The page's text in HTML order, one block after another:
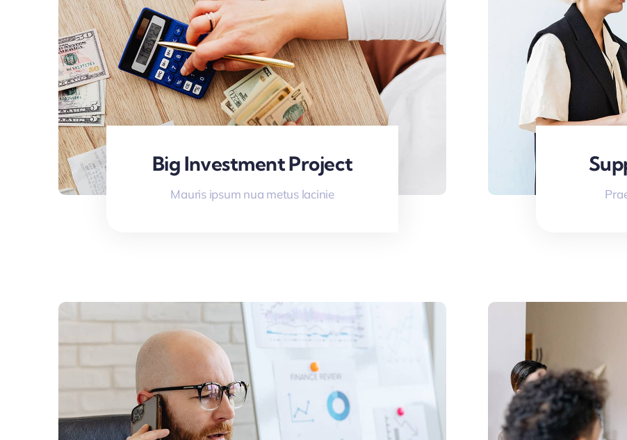
Big Investment Project
Mauris ipsum nua metus lacinie